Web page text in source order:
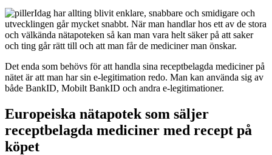
Idag har allting blivit enklare, snabbare och smidigare och
utvecklingen går mycket snabbt. När man handlar hos ett av de stora
och välkända nätapoteken så kan man vara helt säker på att saker
och ting går rätt till och att man får de mediciner man önskar.
Det enda som behövs för att handla sina receptbelagda mediciner på
nätet är att man har sin e-legitimation redo. Man kan använda sig av
både BankID, Mobilt BankID och andra e-legitimationer.
Europeiska nätapotek som säljer
receptbelagda mediciner med recept på
köpet